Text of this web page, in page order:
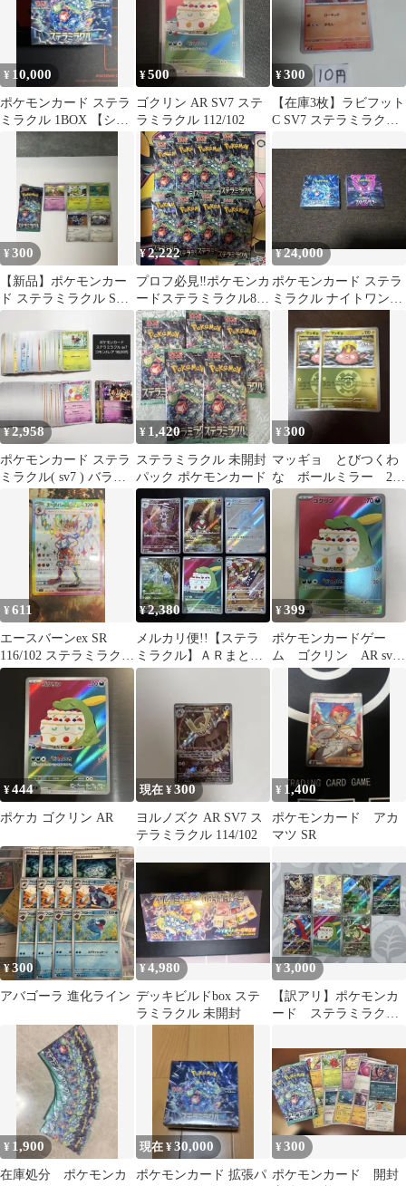
¥ 10,000
ポケモンカード ステラ
ミラクル 1BOX 【シュ
リンク無し ペリペリ有
り】
¥500
ゴクリン AR SV7 ステ
ラミラクル 112/102
¥300
【在庫3枚】ラビフット
C SV7 ステラミラクル
¥300
【新品】ポケモンカー
ド ステラミラクル SV7
他
¥2,222
プロフ必見‼️ポケモンカ
ードステラミラクル8パ
ック
¥24,000
ポケモンカード ステラ
ミラクル ナイトワンダ
¥ 2,958
ポケモンカード ステラ
ミラクル( sv7 ) バラ売
り1枚20円
¥ 1,420
ステラミラクル 未開封
パック ポケモンカード
¥300
マッギョ とびつくわ
な ボールミラー 2枚
セット
¥611
エースバーンex SR
116/102 ステラミラクル
ポケカ
¥2,380
メルカリ便!!【ステラ
ミラクル】ＡＲまとめ
売り(６枚セット)
¥399
ポケモンカードゲー
ム ゴクリン AR sv7
112/102 ステラミラクル
¥444
ポケカ ゴクリン AR
現在 ¥300
ヨルノズク AR SV7 ス
テラミラクル 114/102
¥ 1,400
ポケモンカード アカ
マツ SR
¥300
アバゴーラ 進化ライン
¥4,980
デッキビルドbox ステ
ラミラクル 未開封
¥3,000
【訳アリ】ポケモンカ
ード ステラミラクル/
まとめ
¥ 1,900
在庫処分 ポケモンカ
現在 ¥30,000
ポケモンカード 拡張パ
¥300
ポケモンカード 開封